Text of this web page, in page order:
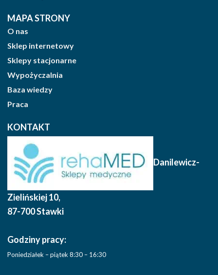
MAPA STRONY
O nas
Sklep internetowy
Sklepy stacjonarne
Wypożyczalnia
Baza wiedzy
Praca
KONTAKT
Danilewicz-
Zielińskiej 10,
87-700 Stawki
Godziny pracy:
Poniedziałek – piątek 8:30 – 16:30